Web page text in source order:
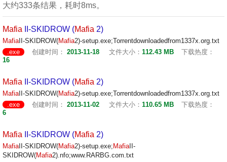
大约333条结果，耗时8ms。
Mafia II-SKIDROW (Mafia 2)
MafiaII-SKIDROW(Mafia2)-setup.exe;Torrentdownloadedfrom1337x.org.txt
.exe
创建时间： 2013-11-18 文件大小： 112.43 MB
下载热度：
16
Mafia II-SKIDROW (Mafia 2)
MafiaII-SKIDROW(Mafia2)-setup.exe;Torrentdownloadedfrom1337x.org.txt
.exe
创建时间： 2013-11-02 文件大小： 110.65 MB
下载热度：
6
Mafia II-SKIDROW (Mafia 2)
MafiaII-SKIDROW(Mafia2)-setup.exe; MafiaII-
SKIDROW(Mafia2).nfo;www.RARBG.com.txt